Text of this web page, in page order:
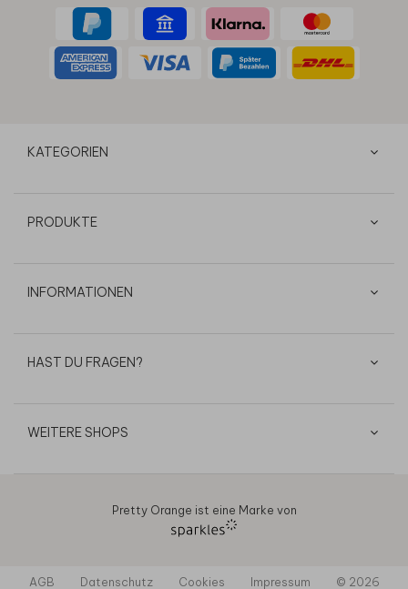
KATEGORIEN
PRODUKTE
INFORMATIONEN
HAST DU FRAGEN?
WEITERE SHOPS
Pretty Orange ist eine Marke von
AGB Datenschutz Cookies Impressum © 2026